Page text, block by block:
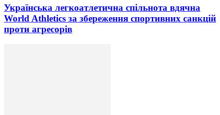
Українська легкоатлетична спільнота вдячна
World Athletics за збереження спортивних санкцій
проти агресорів